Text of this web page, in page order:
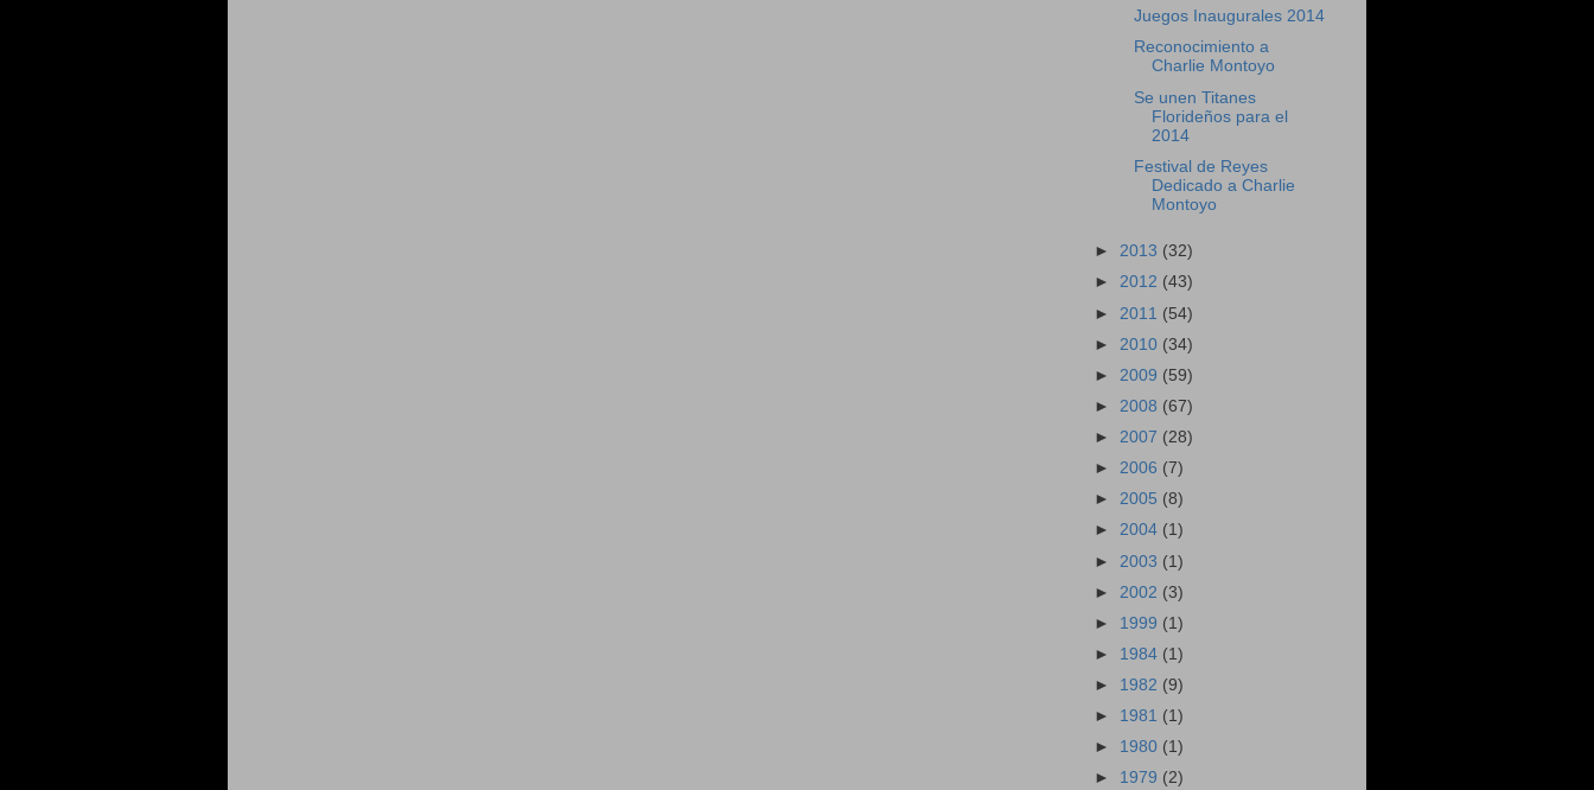
Juegos Inaugurales 2014
Reconocimiento a
Charlie Montoyo
Se unen Titanes
Florideños para el
2014
Festival de Reyes
Dedicado a Charlie
Montoyo
► 2013 (32)
► 2012 (43)
► 2011 (54)
► 2010 (34)
► 2009 (59)
► 2008 (67)
► 2007 (28)
► 2006 (7)
► 2005 (8)
► 2004 (1)
► 2003 (1)
► 2002 (3)
► 1999 (1)
► 1984 (1)
► 1982 (9)
► 1981 (1)
► 1980 (1)
► 1979 (2)